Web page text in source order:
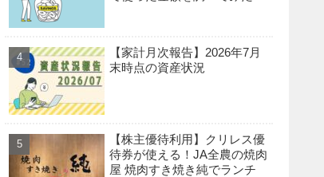
【家計月次報告】2026年7月
末時点の資産状況
【株主優待利用】クリレス優
待券が使える！JA全農の焼肉
屋 焼肉すき焼き純でランチ